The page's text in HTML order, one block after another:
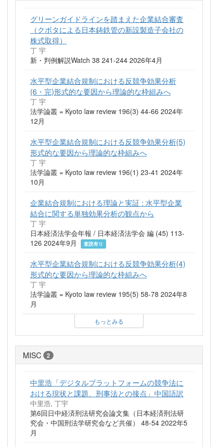
グリーンガイドラインを踏まえた企業結合審査
（クボタによる日本鋳鉄管の新設製造子会社の
株式取得）
丁 宇
新・判例解説Watch 38 241-244 2026年4月
水平型企業結合規制における反競争効果分析
(6・完)形式的な要因から理論的な枠組みへ
丁 宇
法学論叢 = Kyoto law review 196(3) 44-66 2024年
12月
水平型企業結合規制における反競争効果分析(5)
形式的な要因から理論的な枠組みへ
丁 宇
法学論叢 = Kyoto law review 196(1) 23-41 2024年
10月
企業結合規制における理論と実証 : 水平型企業
結合に関する単独効果分析の観点から
丁 宇
日本経済法学会年報 / 日本経済法学会 編 (45) 113-
126 2024年9月
査読有り
水平型企業結合規制における反競争効果分析(4)
形式的な要因から理論的な枠組みへ
丁 宇
法学論叢 = Kyoto law review 195(5) 58-78 2024年8
月
もっとみる
MISC 2
中里浩「デジタルプラットフォームの競争法に
おける現状と課題、刑事法との接点」中国語訳
中里浩, 丁宇
第6回日中経済刑法研究会論文集（日本経済刑法研
究会・中国刑法学研究会など共催） 48-54 2022年5
月